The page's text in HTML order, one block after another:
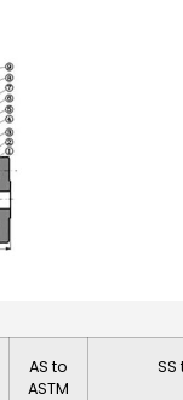
AS to
ASTM
SS